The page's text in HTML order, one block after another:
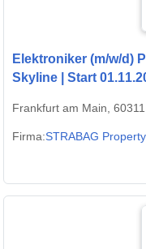
Elektroniker (m/w/d)
Skyline | Start
Frankfurt am Main, 60311
Firma:STRABAG